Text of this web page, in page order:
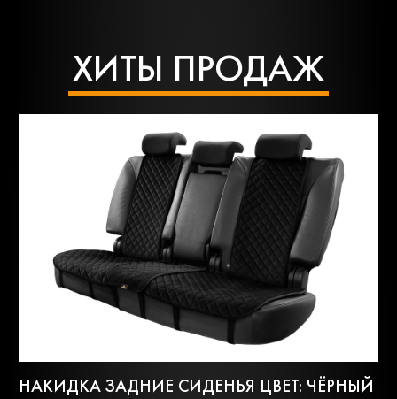
ХИТЫ ПРОДАЖ
НАКИДКА ЗАДНИЕ СИДЕНЬЯ ЦВЕТ: ЧЁРНЫЙ